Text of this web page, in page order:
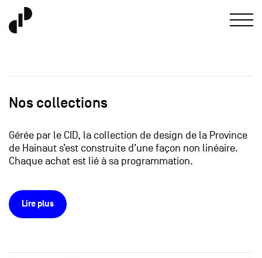
Nos collections
Gérée par le CID, la collection de design de la Province
de Hainaut s’est construite d’une façon non linéaire.
Chaque achat est lié à sa programmation.
Lire plus